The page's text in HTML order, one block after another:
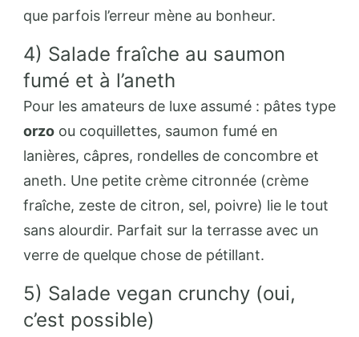
que parfois l’erreur mène au bonheur.
4) Salade fraîche au saumon
fumé et à l’aneth
Pour les amateurs de luxe assumé : pâtes type
orzo ou coquillettes, saumon fumé en
lanières, câpres, rondelles de concombre et
aneth. Une petite crème citronnée (crème
fraîche, zeste de citron, sel, poivre) lie le tout
sans alourdir. Parfait sur la terrasse avec un
verre de quelque chose de pétillant.
5) Salade vegan crunchy (oui,
c’est possible)